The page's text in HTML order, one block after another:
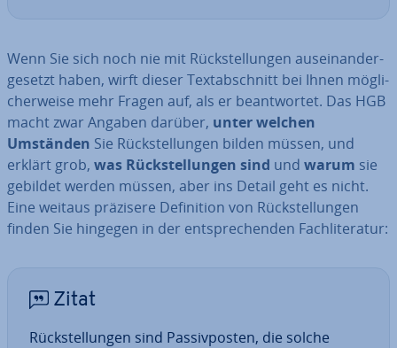
Wenn Sie sich noch nie mit Rück­stel­lun­gen aus­ein­an­der­
ge­setzt haben, wirft dieser Text­ab­schnitt bei Ihnen mög­li­
cher­wei­se mehr Fragen auf, als er be­ant­wor­tet. Das HGB
macht zwar Angaben darüber, unter welchen
Umständen Sie Rück­stel­lun­gen bilden müssen, und
erklärt grob, was Rück­stel­lun­gen sind und warum sie
gebildet werden müssen, aber ins Detail geht es nicht.
Eine weitaus präzisere De­fi­ni­ti­on von Rück­stel­lun­gen
finden Sie hingegen in der ent­spre­chen­den Fach­li­te­ra­tur:
Zitat
Rück­stel­lun­gen sind Pas­siv­pos­ten, die solche